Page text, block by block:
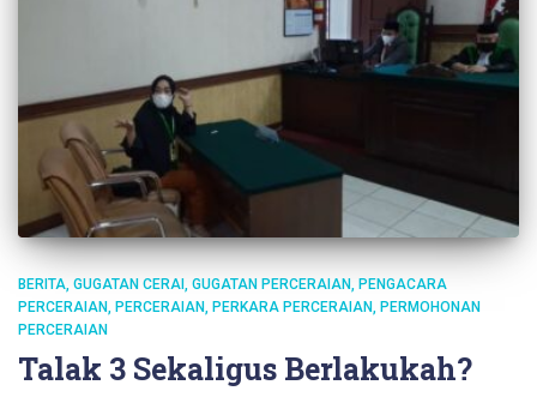
BERITA GUGATAN CERAI GUGATAN PERCERAIAN
PENGACARA
PERCERAIAN
PERCERAIAN PERKARA PERCERAIAN
PERMOHONAN
PERCERAIAN
Talak 3 Sekaligus Berlakukah?